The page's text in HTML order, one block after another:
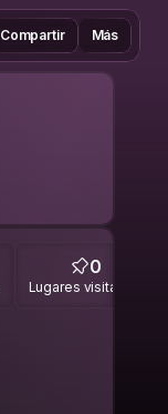
Compartir Más
0
Lugares visitados